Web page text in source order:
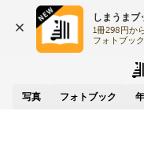
しまうまブ
1冊298円か
フォトブッ
写真 フォトブック